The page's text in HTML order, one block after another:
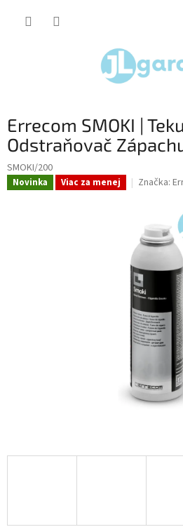
Errecom SMOKI |
Odstraňovač
SMOKI/200
Novinka Viac za menej Značka: